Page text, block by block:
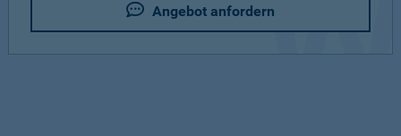
Angebot anfordern